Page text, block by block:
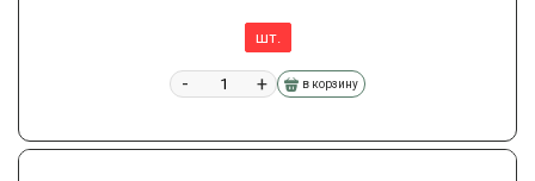
шт.
- + в корзину